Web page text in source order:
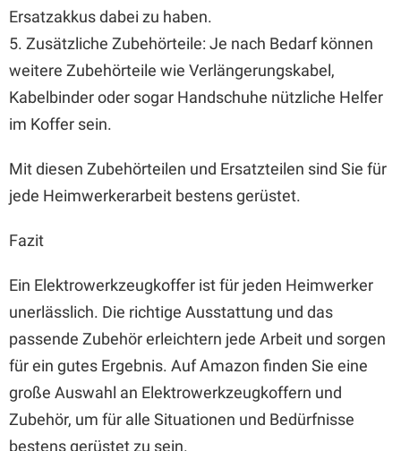
Ersatzakkus dabei zu haben.
5. Zusätzliche Zubehörteile: Je nach Bedarf können
weitere Zubehörteile wie Verlängerungskabel,
Kabelbinder oder sogar Handschuhe nützliche Helfer
im Koffer sein.
Mit diesen Zubehörteilen und Ersatzteilen sind Sie für
jede Heimwerkerarbeit bestens gerüstet.
Fazit
Ein Elektrowerkzeugkoffer ist für jeden Heimwerker
unerlässlich. Die richtige Ausstattung und das
passende Zubehör erleichtern jede Arbeit und sorgen
für ein gutes Ergebnis. Auf Amazon finden Sie eine
große Auswahl an Elektrowerkzeugkoffern und
Zubehör, um für alle Situationen und Bedürfnisse
bestens gerüstet zu sein.